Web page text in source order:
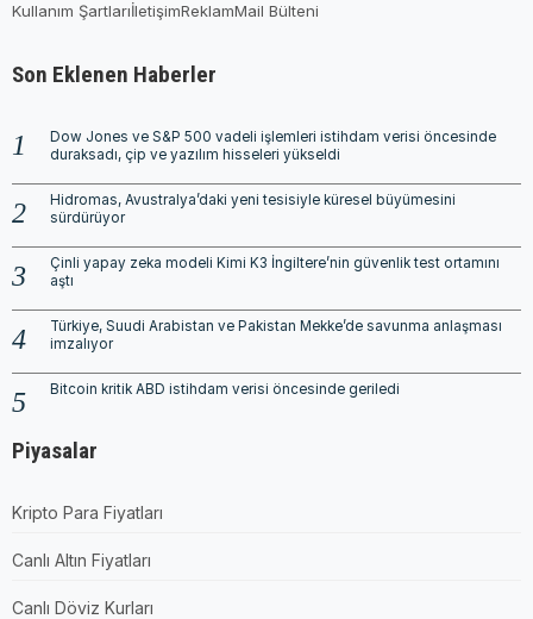
Kullanım ŞartlarıİletişimReklamMail Bülteni
Son Eklenen Haberler
Dow Jones ve S&P 500 vadeli işlemleri istihdam verisi öncesinde
duraksadı, çip ve yazılım hisseleri yükseldi
Hidromas, Avustralya’daki yeni tesisiyle küresel büyümesini
sürdürüyor
Çinli yapay zeka modeli Kimi K3 İngiltere’nin güvenlik test ortamını
aştı
Türkiye, Suudi Arabistan ve Pakistan Mekke’de savunma anlaşması
imzalıyor
Bitcoin kritik ABD istihdam verisi öncesinde geriledi
Piyasalar
Kripto Para Fiyatları
Canlı Altın Fiyatları
Canlı Döviz Kurları